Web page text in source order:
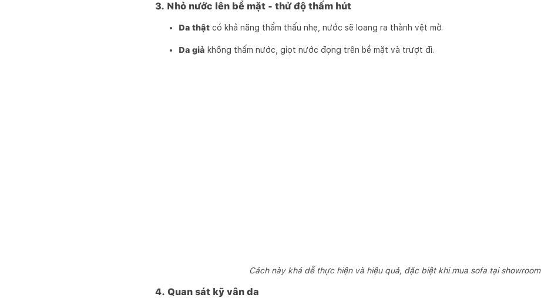
3. Nhỏ nước lên bề mặt - thử độ thấm hút
Da thật có khả năng thẩm thấu nhẹ, nước sẽ loang ra thành vệt mờ.
Da giả không thấm nước, giọt nước đọng trên bề mặt và trượt đi.
Cách này khá dễ thực hiện và hiệu quả, đặc biệt khi mua sofa tại showroom
4. Quan sát kỹ vân da